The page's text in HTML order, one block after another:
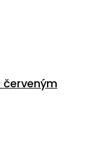
červeným